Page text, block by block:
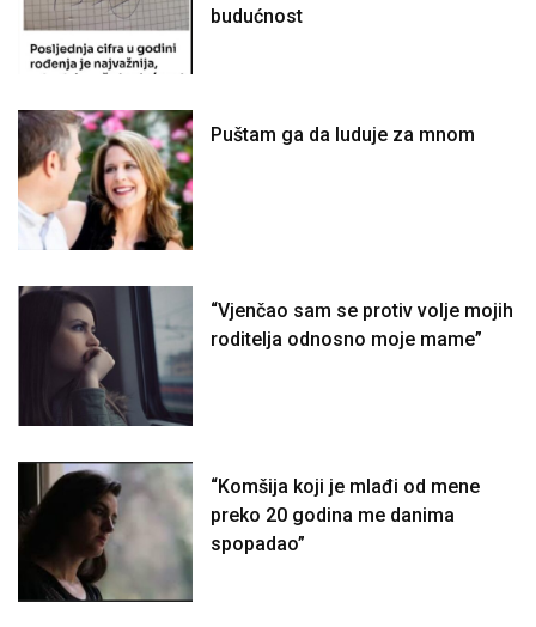
budućnost
Puštam ga da luduje za mnom
“Vjenčao sam se protiv volje mojih
roditelja odnosno moje mame”
“Komšija koji je mlađi od mene
preko 20 godina me danima
spopadao”